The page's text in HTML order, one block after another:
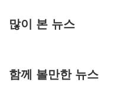
많이 본 뉴스
함께 볼만한 뉴스